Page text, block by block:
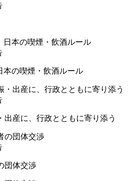
本の喫煙・飲酒ルール
出産に、行政とともに寄り添う
団体交渉